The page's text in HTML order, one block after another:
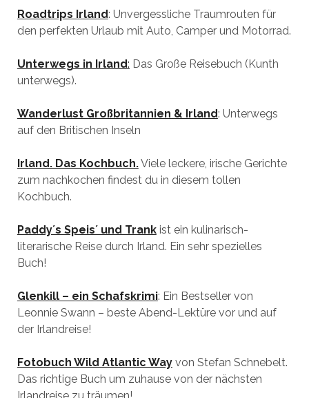
Roadtrips Irland: Unvergessliche Traumrouten für
den perfekten Urlaub mit Auto, Camper und Motorrad.
Unterwegs in Irland: Das Große Reisebuch (Kunth
unterwegs).
Wanderlust Großbritannien & Irland: Unterwegs
auf den Britischen Inseln
Irland. Das Kochbuch.Viele leckere, irische Gerichte
zum nachkochen findest du in diesem tollen
Kochbuch.
Paddy´s Speis´ und Trankist ein kulinarisch-
literarische Reise durch Irland. Ein sehr spezielles
Buch!
Glenkill – ein Schafskrimi: Ein Bestseller von
Leonnie Swann – beste Abend-Lektüre vor und auf
der Irlandreise!
Fotobuch Wild Atlantic Wayvon Stefan Schnebelt.
Das richtige Buch um zuhause von der nächsten